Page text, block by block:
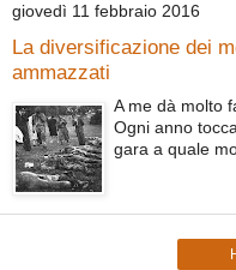
giovedì 11 febbraio 2016
La diversificazione dei
ammazzati
A me dà molto
Ogni anno
gara a quale